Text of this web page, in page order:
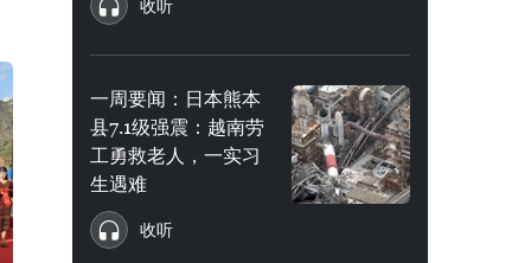
收听
一周要闻：日本熊本
县7.1级强震：越南劳
工勇救老人，一实习
生遇难
收听